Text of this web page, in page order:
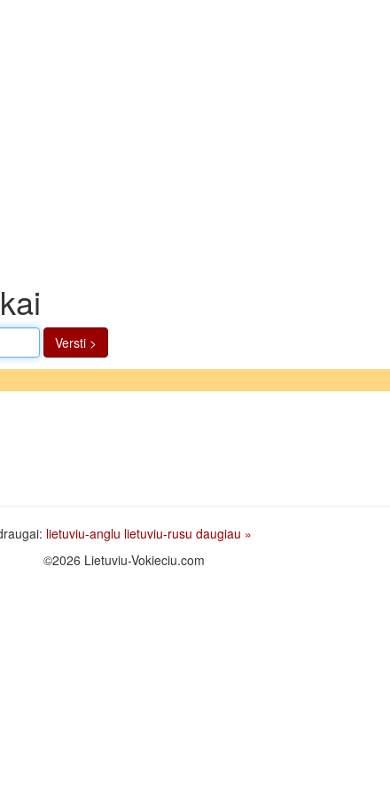
Versti >
lietuviu-anglu lietuviu-rusu daugiau »
©2026 Lietuviu-Vokieciu.com